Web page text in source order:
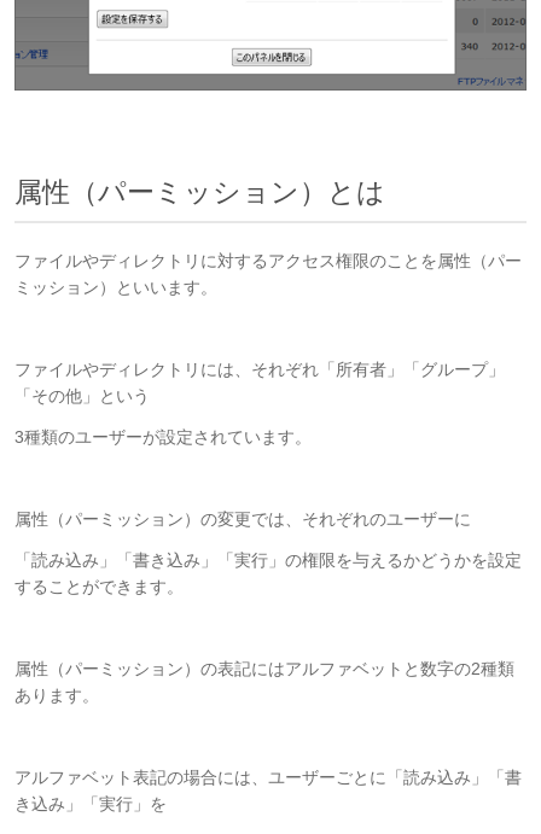
属性（パーミッション）とは
ファイルやディレクトリに対するアクセス権限のことを属性（パー
ミッション）といいます。
ファイルやディレクトリには、それぞれ「所有者」「グループ」
「その他」という
3種類のユーザーが設定されています。
属性（パーミッション）の変更では、それぞれのユーザーに
「読み込み」「書き込み」「実行」の権限を与えるかどうかを設定
することができます。
属性（パーミッション）の表記にはアルファベットと数字の2種類
あります。
アルファベット表記の場合には、ユーザーごとに「読み込み」「書
き込み」「実行」を